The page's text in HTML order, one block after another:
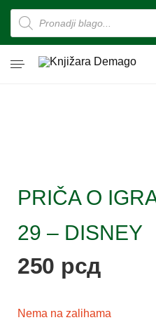
PRIČA O
29 – DISNEY
250 рсд
Nema na zalihama